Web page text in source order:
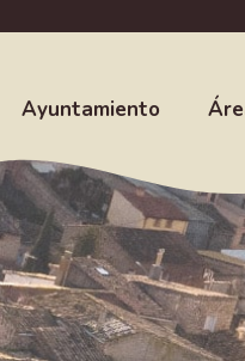
Ayuntamiento